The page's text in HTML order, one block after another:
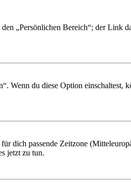
„Persönlichen Bereich“; der Link
Wenn du diese Option einschaltest,
dich passende Zeitzone
jetzt zu tun.